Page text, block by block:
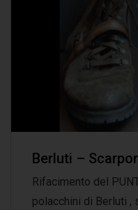
Berluti –
Rifacimento del
polacchini di Berluti ,